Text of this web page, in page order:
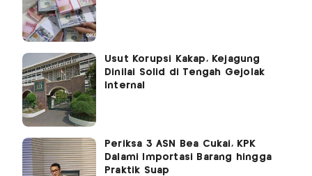
Usut Korupsi Kakap, Kejagung
Dinilai Solid di Tengah Gejolak
Internal
Periksa 3 ASN Bea Cukai, KPK
Dalami Importasi Barang hingga
Praktik Suap